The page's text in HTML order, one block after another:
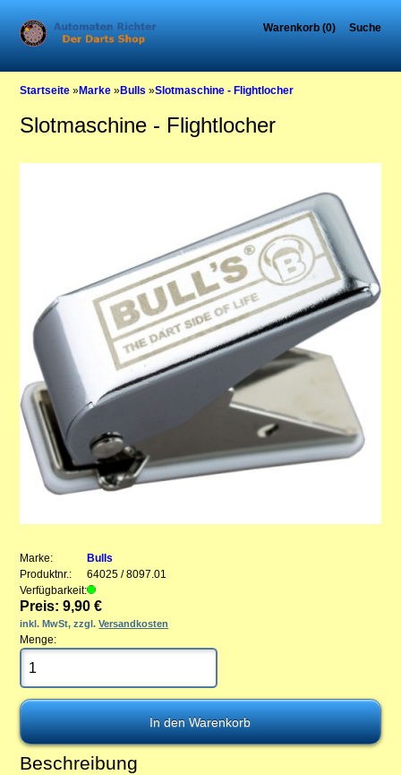
Warenkorb (0) Suche
Startseite »Marke »Bulls »Slotmaschine - Flightlocher
Slotmaschine - Flightlocher
Marke:
Bulls
Produktnr.:
64025 / 8097.01
Verfügbarkeit:
Preis: 9,90 €
inkl. MwSt, zzgl.Versandkosten
Menge:
Beschreibung